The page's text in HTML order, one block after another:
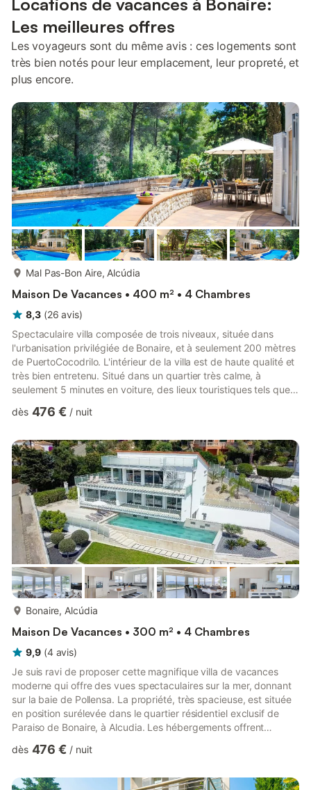
Locations de vacances à Bonaire:
Les meilleures offres
Les voyageurs sont du même avis : ces logements sont
très bien notés pour leur emplacement, leur propreté, et
plus encore.
Mal Pas-Bon Aire, Alcúdia
Maison De Vacances • 400 m² • 4 Chambres
8,3 (26 avis)
Spectaculaire villa composée de trois niveaux, située dans
l'urbanisation privilégiée de Bonaire, et à seulement 200 mètres
de PuertoCocodrilo. L'intérieur de la villa est de haute qualité et
très bien entretenu. Situé dans un quartier très calme, à
seulement 5 minutes en voiture, des lieux touristiques tels que
trouve à seulement 3 minutes. La villa dispose de 4 chambres -
une baignoire hydro-massage et est entièrement équipée. En
plein air, il y a un jardin et ...
dès 476 € / nuit
Bonaire, Alcúdia
Maison De Vacances • 300 m² • 4 Chambres
9,9 (4 avis)
Je suis ravi de proposer cette magnifique villa de vacances
moderne qui offre des vues spectaculaires sur la mer, donnant
sur la baie de Pollensa. La propriété, très spacieuse, est située
en position surélevée dans le quartier résidentiel exclusif de
Paraiso de Bonaire, à Alcudia. Les hébergements offrent
d'apprécier la vue sur la mer depuis toutes les pièces. Cette
revenir encore et encore. Le quartier exclusif de Bonaire est
dès 476 € / nuit